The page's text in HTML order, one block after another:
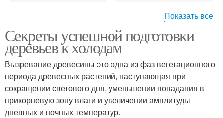
наступлением
Показать все
Секреты успешной подготовки
деревьев к холодам
Вызревание древесины это одна из фаз вегетационного
периода древесных растений, наступающая при
сокращении светового дня, уменьшении попадания в
прикорневую зону влаги и увеличении амплитуды
дневных и ночных температур.